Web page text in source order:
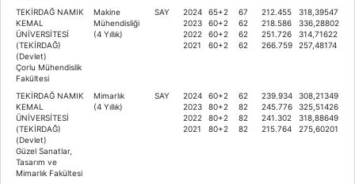
TEKİRDAĞ NAMIK
KEMAL
ÜNİVERSİTESİ
(TEKİRDAĞ)
(Devlet)
Çorlu Mühendislik
Fakültesi
Makine
Mühendisliği
(4 Yıllık)
SAY
2024
2023
2022
2021
65+2
60+2
60+2
60+2
67
62
62
62
212.455
218.586
251.726
266.759
318,39547
336,28802
314,71622
257,48174
TEKİRDAĞ NAMIK
KEMAL
ÜNİVERSİTESİ
(TEKİRDAĞ)
(Devlet)
Güzel Sanatlar,
Tasarım ve
Mimarlık Fakültesi
Mimarlık
(4 Yıllık)
SAY
2024
2023
2022
2021
60+2
80+2
80+2
80+2
62
82
82
82
239.934
245.776
241.302
215.764
308,21349
325,51426
318,88649
275,60201